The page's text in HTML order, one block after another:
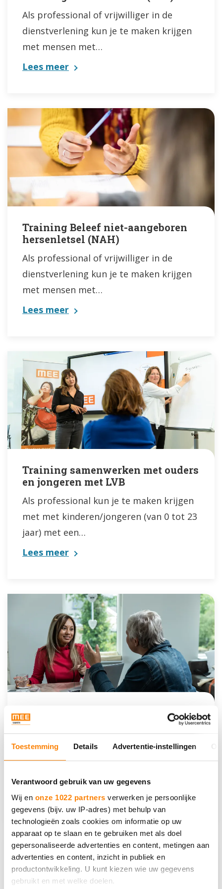
Toestemming Details Advertentie-instellingen
Verantwoord gebruik van uw gegevens
Wij en onze 1022 partners verwerken je persoonlijke
gegevens (bijv. uw IP-adres) met behulp van
technologieën zoals cookies om informatie op uw
apparaat op te slaan en te gebruiken met als doel
gepersonaliseerde advertenties en content, metingen aan
advertenties en content, inzicht in publiek en
productontwikkeling. U kunt kiezen wie uw gegevens
gebruikt en met welke doelen.
Als professional of vrijwilliger in de
dienstverlening kun je te maken krijgen
met mensen met…
Lees meer
Training Beleef niet-aangeboren
hersenletsel (NAH)
Als professional of vrijwilliger in de
dienstverlening kun je te maken krijgen
met mensen met…
Lees meer
Training samenwerken met ouders
en jongeren met LVB
Als professional kun je te maken krijgen
met met kinderen/jongeren (van 0 tot 23
jaar) met een…
Lees meer
Open training De kunst van het
actief luisteren
Als professional of vrijwilliger ontmoet je
dagelijks veel mensen. Onder hen
Lees meer